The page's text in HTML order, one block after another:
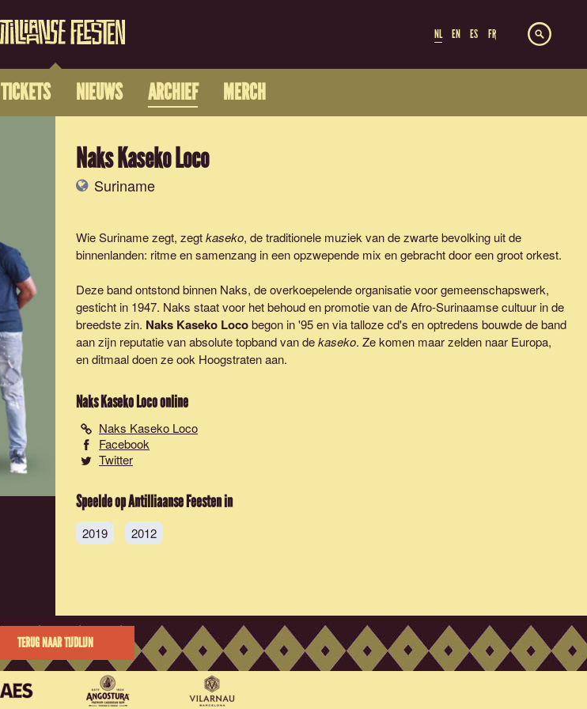
NL EN ES FR
TICKETS NIEUWS ARCHIEF MERCH
Naks Kaseko Loco
Suriname
Wie Suriname zegt, zegtkaseko, de traditionele muziek van de zwarte bevolking uit de
binnenlanden: ritme en samenzang in een opzwepende mix en gebracht door een groot orkest.
Deze band ontstond binnen Naks, de overkoepelende organisatie voor gemeenschapswerk,
gesticht in 1947. Naks staat voor het behoud en promotie van de Afro-Surinaamse cultuur in de
breedste zin. Naks Kaseko Locobegon in '95 en via talloze cd's en optredens bouwde de band
aan zijn reputatie van absolute topband van dekaseko. Ze komen maar zelden naar Europa,
en ditmaal doen ze ook Hoogstraten aan.
Naks Kaseko Locoonline
Naks Kaseko Loco
Facebook
Twitter
Speelde op Antilliaanse Feesten in
2019 2012
TERUG NAAR TIJDLIJN